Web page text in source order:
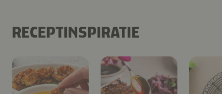
RECEPTINSPIRATIE